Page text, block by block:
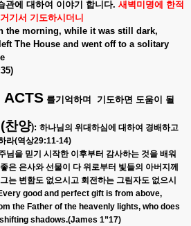
관에 대하여 이야기 합니다. 새벽미명에 한적
거기서 기도하시더니
the morning, while it was still dark,
The House and went off to a solitary
ACTS 를기억하며 기도하면 도움이
될
찬양): 하나님의 위대하심에 대하여 경배하고
라(역상29:11-14)
님을 믿기 시작한 이후부터 감사하는 것을 배워
좋은 은사와 선물이 다 위로부터 빛들의 아버지께
그는 변함도 없으시고 회전하는 그림자도 없으시
good and perfect gift is from above,
the Father of the heavenly lights, who does
shadows.(James 1”17)